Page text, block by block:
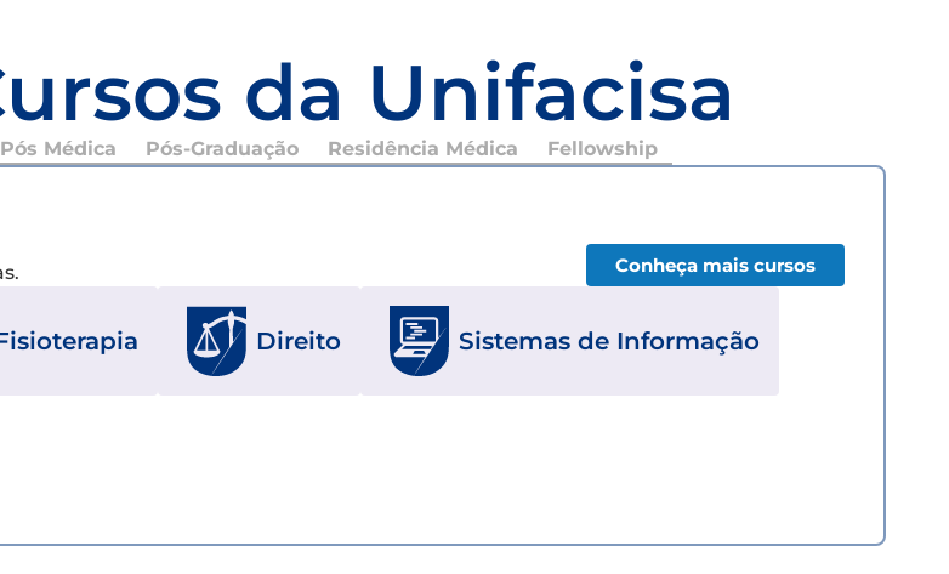
da Unifacisa
Pós Médica Pós-Graduação Residência Médica Fellowship
Conheça mais cursos
Direito Sistemas de Informação